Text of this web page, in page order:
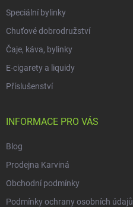
Speciální bylinky
Chuťové dobrodružství
Čaje, káva, bylinky
E-cigarety a liquidy
Příslušenství
INFORMACE PRO VÁS
Blog
Prodejna Karviná
Obchodní podmínky
Podmínky ochrany osobních údajů